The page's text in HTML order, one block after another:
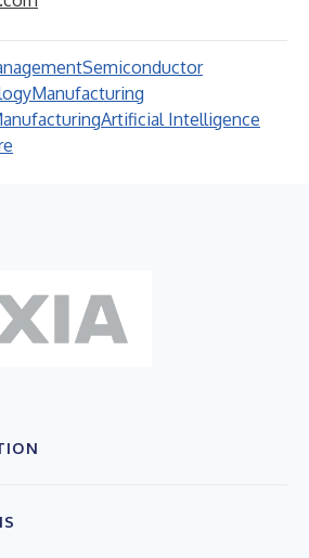
Semiconductor
Manufacturing
Artificial Intelligence